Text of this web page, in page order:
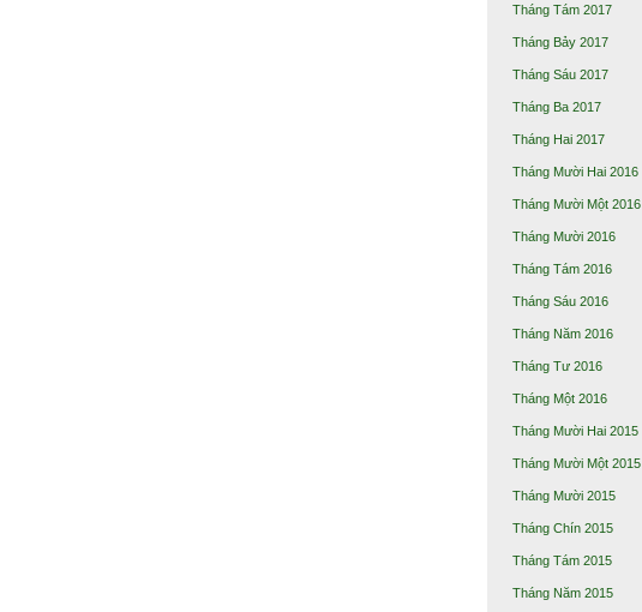
Tháng Tám 2017
Tháng Bảy 2017
Tháng Sáu 2017
Tháng Ba 2017
Tháng Hai 2017
Tháng Mười Hai 2016
Tháng Mười Một 2016
Tháng Mười 2016
Tháng Tám 2016
Tháng Sáu 2016
Tháng Năm 2016
Tháng Tư 2016
Tháng Một 2016
Tháng Mười Hai 2015
Tháng Mười Một 2015
Tháng Mười 2015
Tháng Chín 2015
Tháng Tám 2015
Tháng Năm 2015